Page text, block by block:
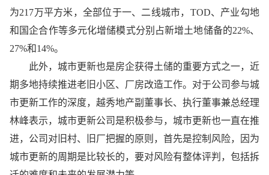
为217万平方米，全部位于一、二线城市，TOD、产业勾地
和国企合作等多元化增储模式分别占新增土地储备的22%、
27%和14%。
此外，城市更新也是房企获得土储的重要方式之一，近
期多地持续推进老旧小区、厂房改造工作。对于公司参与城
市更新工作的深度，越秀地产副董事长、执行董事兼总经理
林峰表示，城市更新公司是积极参与，城市更新也一直在推
进，公司对旧村、旧厂把握的原则，首先是控制风险，因为
城市更新的周期是比较长的，要对风险有整体评判，包括拆